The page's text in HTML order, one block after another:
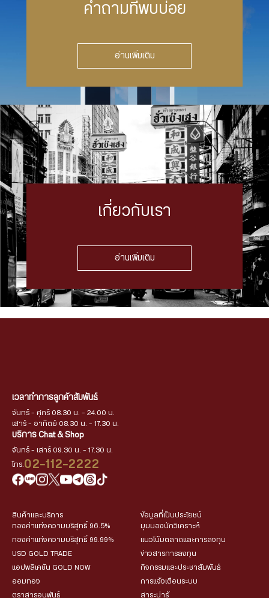
คำถามที่พบบ่อย
อ่านเพิ่มเติม
เกี่ยวกับเรา
อ่านเพิ่มเติม
เวลาทำการลูกค้าสัมพันธ์
จันทร์ - ศุกร์ 08.30 น. - 24.00 น.
เสาร์ - อาทิตย์ 08.30 น. - 17.30 น.
บริการ Chat & Shop
จันทร์ - เสาร์ 09.30 น. - 17.30 น.
โทร. 02-112-2222
สินค้าและบริการ
ทองคำแท่งความบริสุทธิ์ 96.5%
ทองคำแท่งความบริสุทธิ์ 99.99%
USD GOLD TRADE
แอปพลิเคชัน GOLD NOW
ออมทอง
ตราสารอนุพันธ์
ข้อมูลที่เป็นประโยชน์
มุมมองนักวิเคราะห์
แนวโน้มตลาดและการลงทุน
ข่าวสารการลงทุน
กิจกรรมและประชาสัมพันธ์
การแจ้งเตือนระบบ
สาระน่ารู้